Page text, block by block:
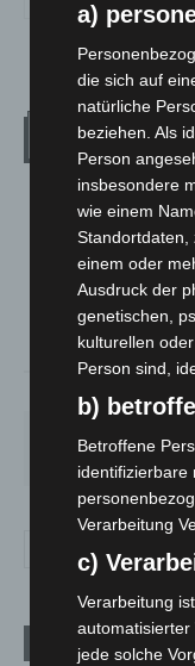
Mäßig Bewölkt
28° 25°
Aktuelle Beiträge
a)
die sich auf
natürliche
beziehen. Als
Person
insbesondere
wie einem
Standortdaten,
einem oder
Ausdruck der
genetischen,
kulturellen
Person sind,
b)
Betroffene
identifizierbare
Verarbeitung
c)
Verarbeitung
automatisierter
jede solche